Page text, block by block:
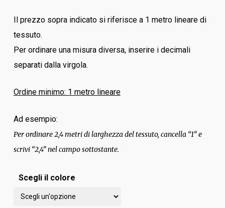
Il prezzo sopra indicato si riferisce a 1 metro lineare di
tessuto.
Per ordinare una misura diversa, inserire i decimali
separati dalla virgola.
Ordine minimo: 1 metro lineare
Ad esempio:
Per ordinare 2,4 metri di larghezza del tessuto, cancella “1” e
scrivi “2,4” nel campo sottostante.
Scegli il colore